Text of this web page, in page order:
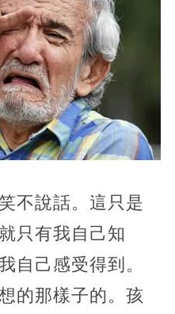
不說話。這只是
只有我自己知
自己感受得到。
的那樣子的。孩